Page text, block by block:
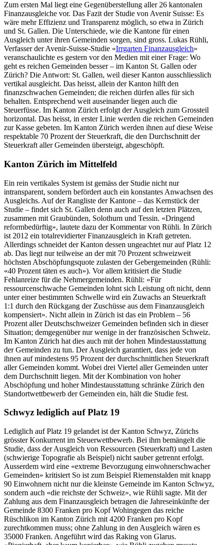
Zum ersten Mal liegt eine Gegenüberstellung aller 26 kantonalen
Finanzausgleiche vor. Das Fazit der Studie von Avenir Suisse: Es
wäre mehr Effizienz und Transparenz möglich, so etwa in Zürich
und St. Gallen. Die Unterschiede, wie die Kantone für einen
Ausgleich unter ihren Gemeinden sorgen, sind gross. Lukas Rühli,
Verfasser der Avenir-Suisse-Studie «Irrgarten Finanzausgleich»
veranschaulichte es gestern vor den Medien mit einer Frage: Wo
geht es reichen Gemeinden besser – im Kanton St. Gallen oder
Zürich? Die Antwort: St. Gallen, weil dieser Kanton ausschliesslich
vertikal ausgleicht. Das heisst, allein der Kanton hilft den
finanzschwachen Gemeinden; die reichen dürfen alles für sich
behalten. Entsprechend weit auseinander liegen auch die
Steuerfüsse. Im Kanton Zürich erfolgt der Ausgleich zum Grossteil
horizontal. Das heisst, in erster Linie werden die reichen Gemeinden
zur Kasse gebeten. Im Kanton Zürich werden ihnen auf diese Weise
respektable 70 Prozent der Steuerkraft, die den Durchschnitt der
Steuerkraft aller Gemeinden übersteigt, abgeschöpft.
Kanton Zürich im Mittelfeld
Ein rein vertikales System ist gemäss der Studie nicht nur
intransparent, sondern befördert auch ein konstantes Anwachsen des
Ausgleichs. Auf der Rangliste der Kantone – das Kernstück der
Studie – findet sich St. Gallen denn auch auf den letzten Plätzen,
zusammen mit Graubünden, Solothurn und Tessin. «Dringend
reformbedürftig», lautete dazu der Kommentar von Rühli. In Zürich
ist 2012 ein totalrevidierter Finanzausgleich in Kraft getreten.
Allerdings schneidet der Kanton dessen ungeachtet nur auf Platz 12
ab. Das liegt nur teilweise an der mit 70 Prozent schweizweit
höchsten Abschöpfungsquote zulasten der Gebergemeinden (Rühli:
«40 Prozent täten es auch»). Vor allem kritisiert die Studie
Fehlanreize für die Nehmergemeinden. Rühli: «Für
ressourcenschwache Gemeinden lohnt sich Leistung oft nicht, denn
unter einer bestimmten Schwelle wird ein Zuwachs an Steuerkraft
1:1 durch den Rückgang der Zuschüsse aus dem Finanzausgleich
kompensiert». Nicht allein in Zürich ist das ein Problem – 56
Prozent aller Deutschschweizer Gemeinden befinden sich in dieser
Situation; demgegenüber nur wenige in der französischen Schweiz.
Im Kanton Zürich hat dies auch mit der hohen Mindestausstattung
der Gemeinden zu tun. Der Ausgleich garantiert, dass jede von
ihnen auf mindestens 95 Prozent der durchschnittlichen Steuerkraft
aller Gemeinden kommt. Wobei drei Viertel aller Gemeinden unter
dem Durchschnitt liegen. Mit der Kombination von hoher
Abschöpfung und hoher Mindestausstattung schränke Zürich den
Standortwettbewerb der Gemeinden ein, hält die Studie fest.
Schwyz lediglich auf Platz 19
Lediglich auf Platz 19 gelandet ist der Kanton Schwyz, Zürichs
grösster Konkurrent im Steuerwettbewerb. Bei ihm bemängelt die
Studie, dass der Ausgleich von Ressourcen (Steuerkraft) und Lasten
(schwierige Topografie als Beispiel) nicht sauber getrennt erfolgt.
Ausserdem wird eine «extreme Bevorzugung einwohnerschwacher
Gemeinden» kritisiert So ist zum Beispiel Riemenstalden mit knapp
90 Einwohnern nicht nur die kleinste Gemeinde im Kanton Schwyz,
sondern auch «die reichste der Schweiz», wie Rühli sagte. Mit der
Zahlung aus dem Finanzausgleich betragen die Jahreseinkünfte der
Gemeinde 8300 Franken pro Kopf Wohingegen das reiche
Rüschlikon im Kanton Zürich mit 4200 Franken pro Kopf
zurechtkommen muss; ohne Zahlung in den Ausgleich wären es
35000 Franken. Angeführt wird das Raking von Glarus.